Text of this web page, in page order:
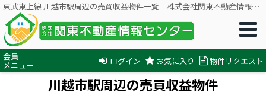
東武東上線 川越市駅周辺の売買収益物件一覧｜株式会社関東不動産情報センター
会員
メニュー ログイン お気に入り 物件リクエスト
川越市駅周辺の売買収益物件